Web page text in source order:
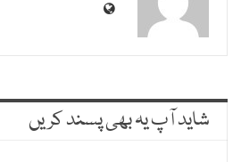
شاید آپ یہ بھی پسند کریں